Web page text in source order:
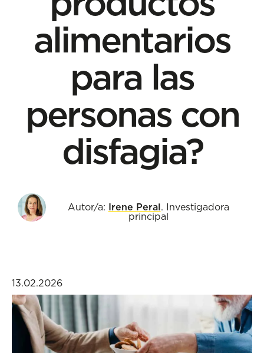
alimentarios
para las
personas con
disfagia?
Autor/a: Irene Peral. Investigadora
principal
13.02.2026